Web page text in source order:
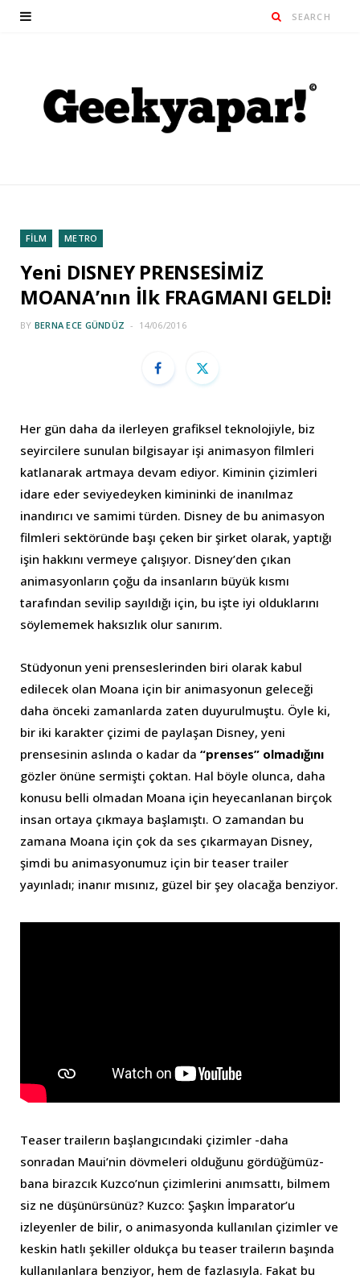
FİLM METRO
Yeni DISNEY PRENSESİMİZ
MOANA’nın İlk FRAGMANI GELDİ!
BY BERNA ECE GÜNDÜZ 14/06/2016
Her gün daha da ilerleyen grafiksel teknolojiyle, biz
seyircilere sunulan bilgisayar işi animasyon filmleri
katlanarak artmaya devam ediyor. Kiminin çizimleri
idare eder seviyedeyken kimininki de inanılmaz
inandırıcı ve samimi türden. Disney de bu animasyon
filmleri sektöründe başı çeken bir şirket olarak, yaptığı
işin hakkını vermeye çalışıyor. Disney’den çıkan
animasyonların çoğu da insanların büyük kısmı
tarafından sevilip sayıldığı için, bu işte iyi olduklarını
söylememek haksızlık olur sanırım.
Stüdyonun yeni prenseslerinden biri olarak kabul
edilecek olan Moana için bir animasyonun geleceği
daha önceki zamanlarda zaten duyurulmuştu. Öyle ki,
bir iki karakter çizimi de paylaşan Disney, yeni
prensesinin aslında o kadar da “prenses” olmadığını
gözler önüne sermişti çoktan. Hal böyle olunca, daha
konusu belli olmadan Moana için heyecanlanan birçok
insan ortaya çıkmaya başlamıştı. O zamandan bu
zamana Moana için çok da ses çıkarmayan Disney,
şimdi bu animasyonumuz için bir teaser trailer
yayınladı; inanır mısınız, güzel bir şey olacağa benziyor.
Teaser trailerın başlangıcındaki çizimler -daha
sonradan Maui’nin dövmeleri olduğunu gördüğümüz-
bana birazcık Kuzco’nun çizimlerini anımsattı, bilmem
siz ne düşünürsünüz? Kuzco: Şaşkın İmparator’u
izleyenler de bilir, o animasyonda kullanılan çizimler ve
keskin hatlı şekiller oldukça bu teaser trailerın başında
kullanılanlara benziyor, hem de fazlasıyla. Fakat bu